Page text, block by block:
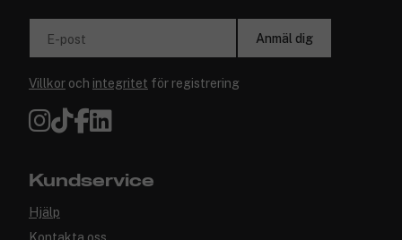
E-post Anmäl dig
Villkor och integritet för registrering
Kundservice
Hjälp